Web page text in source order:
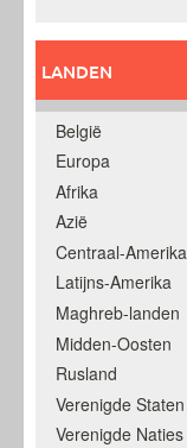
LANDEN
België
Europa
Afrika
Azië
Centraal-Amerika
Latijns-Amerika
Maghreb-landen
Midden-Oosten
Rusland
Verenigde Staten
Verenigde Naties